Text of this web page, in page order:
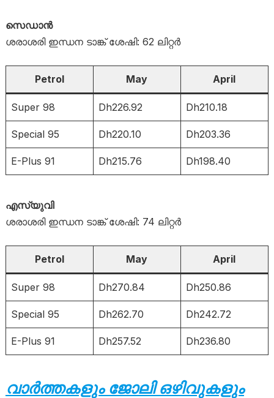
സെഡാൻ
ശരാശരി ഇന്ധന ടാങ്ക് ശേഷി: 62 ലിറ്റർ
Petrol May April
Super 98 Dh226.92 Dh210.18
Special 95 Dh220.10 Dh203.36
E-Plus 91 Dh215.76 Dh198.40
എസ്‌യുവി
ശരാശരി ഇന്ധന ടാങ്ക് ശേഷി: 74 ലിറ്റർ
Petrol May April
Super 98 Dh270.84 Dh250.86
Special 95 Dh262.70 Dh242.72
E-Plus 91 Dh257.52 Dh236.80
വാർത്തകളും ജോലി ഒഴിവുകളും